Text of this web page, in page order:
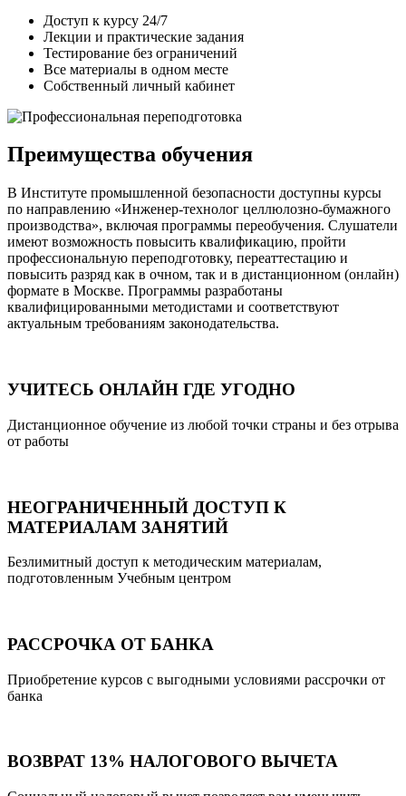
Доступ к курсу 24/7
Лекции и практические задания
Тестирование без ограничений
Все материалы в одном месте
Собственный личный кабинет
Преимущества обучения
В Институте промышленной безопасности доступны курсы
по направлению «Инженер-технолог целлюлозно-бумажного
производства», включая программы переобучения. Слушатели
имеют возможность повысить квалификацию, пройти
профессиональную переподготовку, переаттестацию и
повысить разряд как в очном, так и в дистанционном (онлайн)
формате в Москве. Программы разработаны
квалифицированными методистами и соответствуют
актуальным требованиям законодательства.
УЧИТЕСЬ ОНЛАЙН ГДЕ УГОДНО
Дистанционное обучение из любой точки страны и без отрыва
от работы
НЕОГРАНИЧЕННЫЙ ДОСТУП К
МАТЕРИАЛАМ ЗАНЯТИЙ
Безлимитный доступ к методическим материалам,
подготовленным Учебным центром
РАССРОЧКА ОТ БАНКА
Приобретение курсов с выгодными условиями рассрочки от
банка
ВОЗВРАТ 13% НАЛОГОВОГО ВЫЧЕТА